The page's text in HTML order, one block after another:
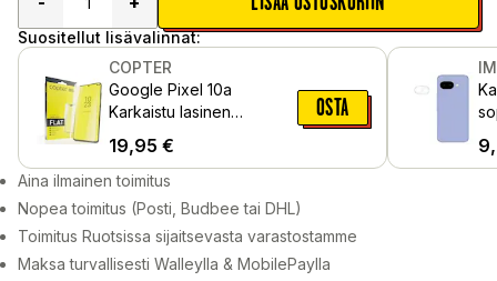
Suositellut lisävalinnat:
COPTER
Google Pixel 10a
Karkaistu lasinen
19,95 €
OSTA
Aina ilmainen toimitus
Nopea toimitus (Posti, Budbee tai DHL)
Toimitus Ruotsissa sijaitsevasta varastostamme
Maksa turvallisesti Walleylla & MobilePaylla